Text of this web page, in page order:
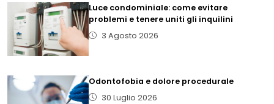
Luce condominiale: come evitare
problemi e tenere uniti gli inquilini
3 Agosto 2026
Odontofobia e dolore procedurale
30 Luglio 2026